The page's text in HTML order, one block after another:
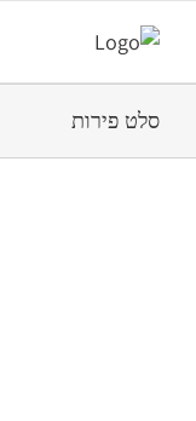
סלט פירות